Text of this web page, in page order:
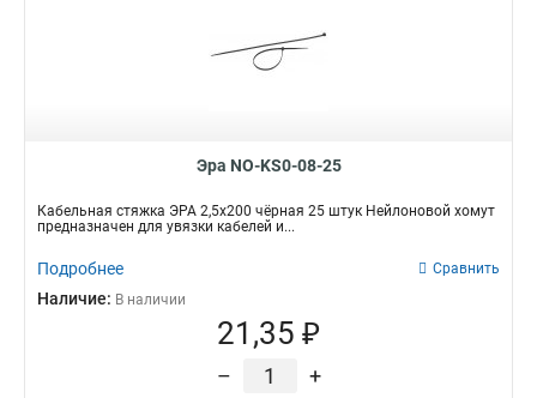
Эра NO-KS0-08-25
Кабельная стяжка ЭРА 2,5х200 чёрная 25 штук Нейлоновой хомут
предназначен для увязки кабелей и...
Подробнее Сравнить
Наличие: В наличии
21,35 ₽
– +